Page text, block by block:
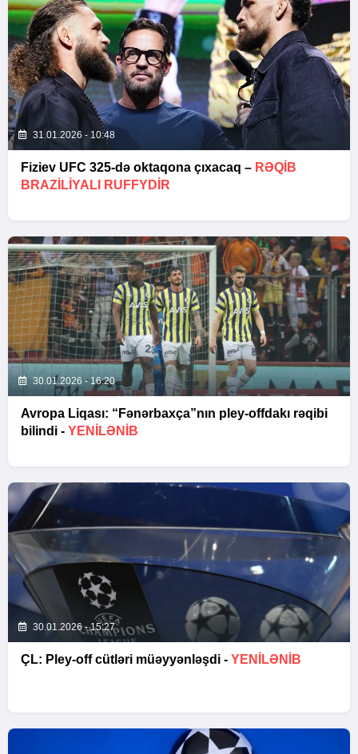
31.01.2026 - 10:48
Fiziev UFC 325-də oktaqona çıxacaq – RƏQIB
BRAZILIYALI RUFFYDIR
30.01.2026 - 16:20
Avropa Liqası: “Fənərbaxça”nın pley-offdakı rəqibi
bilindi - YENİLƏNİB
30.01.2026 - 15:27
ÇL: Pley-off cütləri müəyyənləşdi - YENİLƏNİB